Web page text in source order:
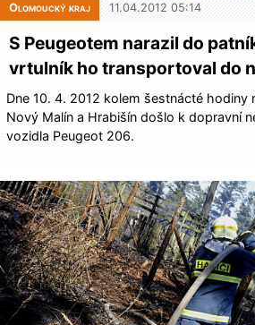
Olomoucký kraj 11.04.2012 05:14
S Peugeotem narazil do
vrtulník ho transportoval do
Dne 10. 4. 2012 kolem šestnácté hodiny
Nový Malín a Hrabišín došlo k dopravní
vozidla Peugeot 206.